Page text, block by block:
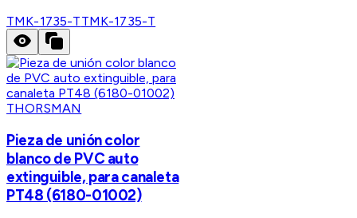
TMK-1735-TTMK-1735-T
THORSMAN
Pieza de unión color
blanco de PVC auto
extinguible, para canaleta
PT48 (6180-01002)